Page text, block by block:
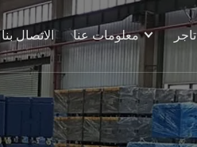
الاتصال بنا معلومات عنا تاجر